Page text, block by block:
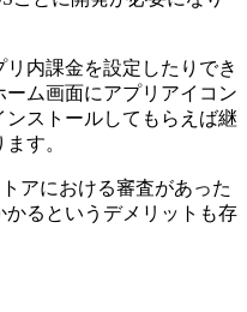
内課金を設定したりでき
ム画面にアプリアイコン
ストールしてもらえば継
す。
アにおける審査があった
かるというデメリットも存